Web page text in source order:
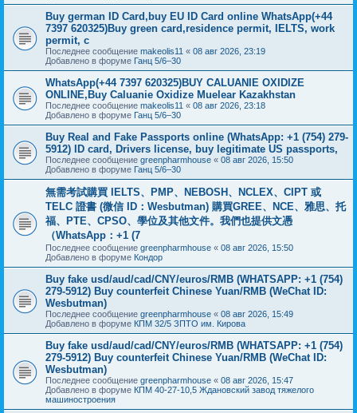
Buy german ID Card,buy EU ID Card online WhatsApp(+44
7397 620325)Buy green card,residence permit, IELTS, work
permit, c
Последнее сообщение makeolis11 « 08 авг 2026, 23:19
Добавлено в форуме Ганц 5/6–30
WhatsApp(+44 7397 620325)BUY CALUANIE OXIDIZE
ONLINE,Buy Caluanie Oxidize Muelear Kazakhstan
Последнее сообщение makeolis11 « 08 авг 2026, 23:18
Добавлено в форуме Ганц 5/6–30
Buy Real and Fake Passports online (WhatsApp: +1 (754) 279-
5912) ID card, Drivers license, buy legitimate US passports,
Последнее сообщение greenpharmhouse « 08 авг 2026, 15:50
Добавлено в форуме Ганц 5/6–30
無需考試購買 IELTS、PMP、NEBOSH、NCLEX、CIPT 或
TELC 證書 (微信 ID：Wesbutman) 購買GREE、NCE、雅思、托
福、PTE、CPSO、學位及其他文件。我們也提供文憑
（WhatsApp：+1 (7
Последнее сообщение greenpharmhouse « 08 авг 2026, 15:50
Добавлено в форуме Кондор
Buy fake usd/aud/cad/CNY/euros/RMB (WHATSAPP: +1 (754)
279-5912) Buy counterfeit Chinese Yuan/RMB (WeChat ID:
Wesbutman)
Последнее сообщение greenpharmhouse « 08 авг 2026, 15:49
Добавлено в форуме КПМ 32/5 ЗПТО им. Кирова
Buy fake usd/aud/cad/CNY/euros/RMB (WHATSAPP: +1 (754)
279-5912) Buy counterfeit Chinese Yuan/RMB (WeChat ID:
Wesbutman)
Последнее сообщение greenpharmhouse « 08 авг 2026, 15:47
Добавлено в форуме КПМ 40-27-10,5 Ждановский завод тяжелого
машиностроения